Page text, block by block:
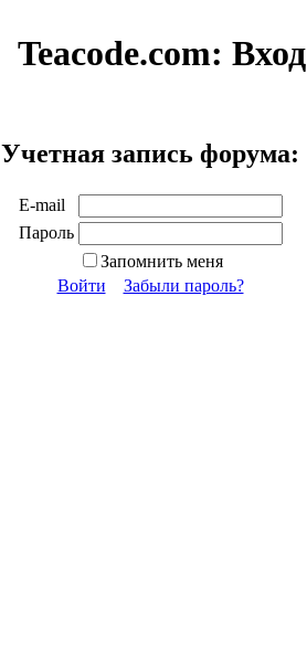
Teacode.com: Вход
Учетная запись форума:
E-mail
Пароль
Запомнить меня
Войти
Забыли пароль?